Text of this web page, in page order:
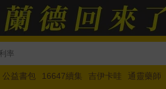
公益書包 16647續集 吉伊卡哇
通靈藥師